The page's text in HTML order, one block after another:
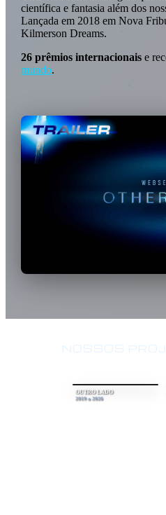
científica e fantasia além dos
Lançada em 2018 em Nova
Kilmerson Dreams.
26 prêmios internacionais e
mundo.
NOSSOS
OUTRO LADO
2019 a 2026